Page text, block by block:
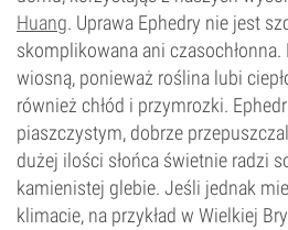
Huang. Uprawa Ephedry nie jest
skomplikowana ani
wiosną, ponieważ roślina lubi
również chłód i przymrozki.
piaszczystym, dobrze
dużej ilości słońca świetnie radzi
kamienistej glebie. Jeśli jednak
klimacie, na przykład w Wielkiej